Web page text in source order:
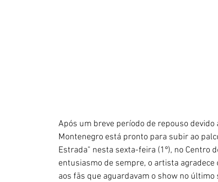
Após um breve período de repouso
Montenegro está pronto para subir ao
Estrada" nesta sexta-feira (1º), no Centro
entusiasmo de sempre, o artista
aos fãs que aguardavam o show no último